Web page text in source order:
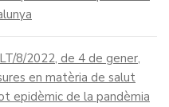
8/2022, de 4 de gener,
en matèria de salut
epidèmic de la pandèmia